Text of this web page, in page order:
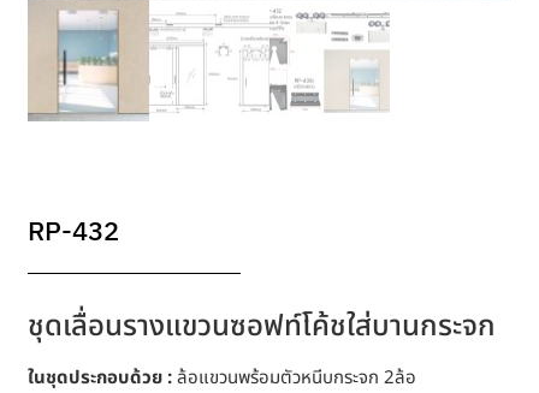
RP-432
ชุดเลื่อนรางแขวนซอฟท์โค้ชใส่บานกระจก
ในชุดประกอบด้วย :ล้อแขวนพร้อมตัวหนีบกระจก 2ล้อ